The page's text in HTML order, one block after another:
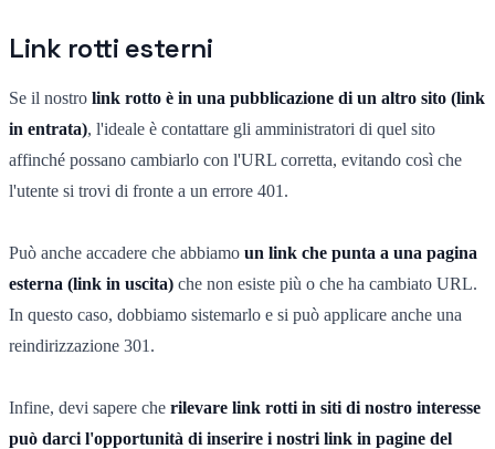
Link rotti esterni
Se il nostro link rotto è in una pubblicazione di un altro sito (link
in entrata), l'ideale è contattare gli amministratori di quel sito
affinché possano cambiarlo con l'URL corretta, evitando così che
l'utente si trovi di fronte a un errore 401.
Può anche accadere che abbiamo un link che punta a una pagina
esterna (link in uscita) che non esiste più o che ha cambiato URL.
In questo caso, dobbiamo sistemarlo e si può applicare anche una
reindirizzazione 301.
Infine, devi sapere che rilevare link rotti in siti di nostro interesse
può darci l'opportunità di inserire i nostri link in pagine del